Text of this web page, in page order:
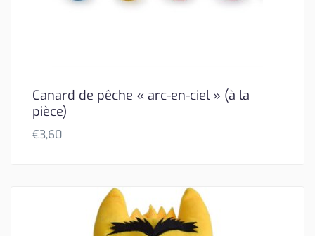
Canard de pêche « arc-en-ciel » (à la
pièce)
€3,60